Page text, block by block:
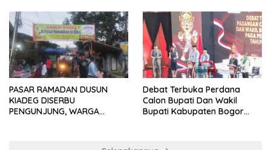
PASAR RAMADAN DUSUN
KIADEG DISERBU
PENGUNJUNG, WARGA
Debat Terbuka Perdana
Calon Bupati Dan Wakil
Bupati Kabupaten Bogor